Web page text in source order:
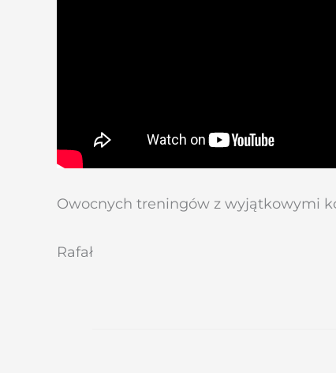
Owocnych treningów z wyjątkowymi
Rafał